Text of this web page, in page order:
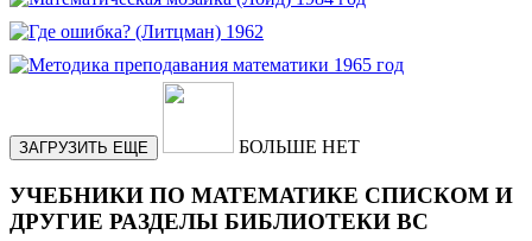
ЗАГРУЗИТЬ ЕЩЕ БОЛЬШЕ НЕТ
УЧЕБНИКИ ПО МАТЕМАТИКЕ СПИСКОМ И
ДРУГИЕ РАЗДЕЛЫ БИБЛИОТЕКИ ВС